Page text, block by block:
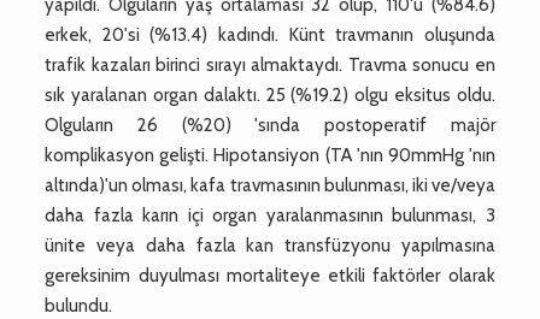
yapıldı. Olguların yaş ortalaması 32 olup, 110'u (%84.6)
erkek, 20'si (%13.4) kadındı. Künt travmanın oluşunda
trafik kazaları birinci sırayı almaktaydı. Travma sonucu en
sık yaralanan organ dalaktı. 25 (%19.2) olgu eksitus oldu.
Olguların 26 (%20) 'sında postoperatif majör
komplikasyon gelişti. Hipotansiyon (TA 'nın 90mmHg 'nın
altında)'un olması, kafa travmasının bulunması, iki ve/veya
daha fazla karın içi organ yaralanmasının bulunması, 3
ünite veya daha fazla kan transfüzyonu yapılmasına
gereksinim duyulması mortaliteye etkili faktörler olarak
bulundu.